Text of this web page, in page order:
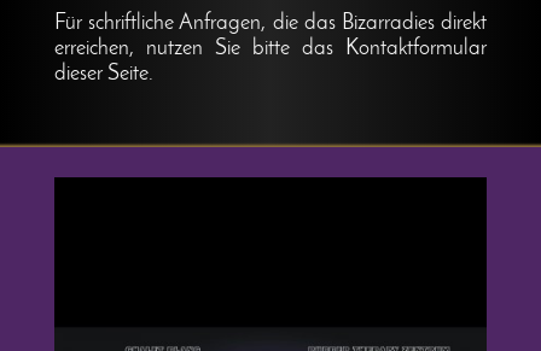
Für schriftliche Anfragen, die das Bizarradies direkt
erreichen, nutzen Sie bitte das Kontaktformular
dieser Seite.